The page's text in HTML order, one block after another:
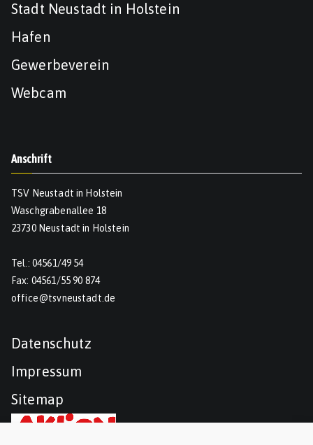
Stadt Neustadt in Holstein
Hafen
Gewerbeverein
Webcam
Anschrift
TSV Neustadt in Holstein
Waschgrabenallee 18
23730 Neustadt in Holstein
Tel.: 04561/49 54
Fax: 04561/55 90 874
office@tsvneustadt.de
Datenschutz
Impressum
Sitemap